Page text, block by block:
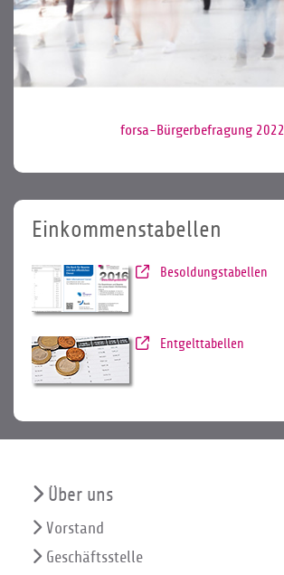
forsa-Bürgerbefragung 2022
Einkommenstabellen
Besoldungstabellen
Entgelttabellen
Über uns
Vorstand
Geschäftsstelle